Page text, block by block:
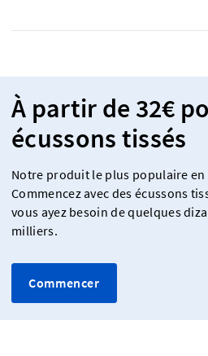
À partir de 32€
écussons tissés
Notre produit le plus populaire
Commencez avec des écussons
vous ayez besoin de quelques
milliers.
Commencer